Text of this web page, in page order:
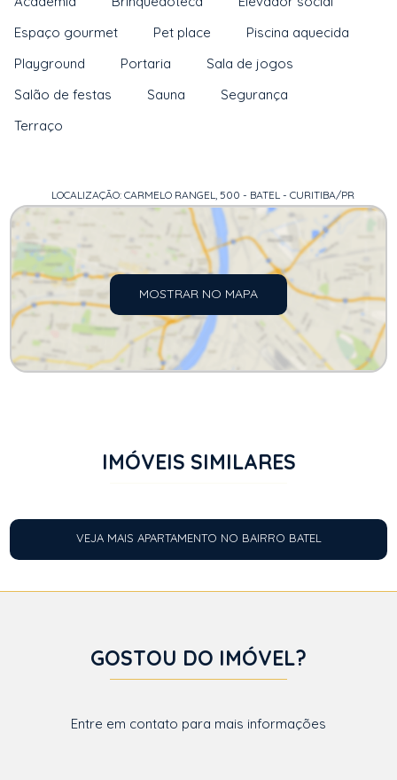
Espaço gourmet
Pet place
Piscina aquecida
Playground
Portaria
Sala de jogos
Salão de festas
Sauna
Segurança
Terraço
LOCALIZAÇÃO: CARMELO RANGEL, 500 - BATEL - CURITIBA/PR
MOSTRAR NO MAPA
IMÓVEIS SIMILARES
VEJA MAIS APARTAMENTO NO BAIRRO BATEL
GOSTOU DO IMÓVEL?
Entre em contato para mais informações